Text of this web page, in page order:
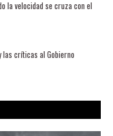
la velocidad se cruza con el
críticas al Gobierno